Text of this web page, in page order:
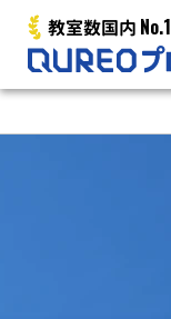
教室数国内 No.1